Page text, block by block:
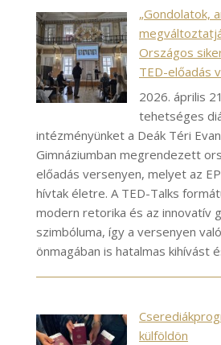
„Gondolatok,
Országos
TED-előadás
2026. április
tehetséges
intézményünket a Deák Téri
Gimnáziumban megrendezett
előadás versenyen, melyet az
hívtak életre. A TED-Talks
modern retorika és az innovatív
szimbóluma, így a versenyen
önmagában is hatalmas kihívást
külföldön